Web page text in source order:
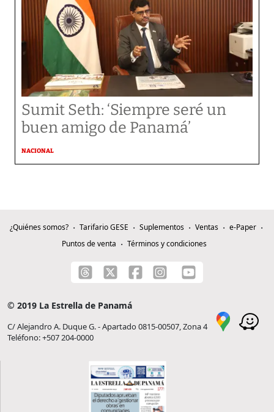
Sumit Seth: ‘Siempre seré un
buen amigo de Panamá’
NACIONAL
¿Quiénes somos? Tarifario GESE Suplementos Ventas
e-Paper
Puntos de venta
Términos y condiciones
© 2019 La Estrella de Panamá
C/ Alejandro A. Duque G. - Apartado 0815-00507, Zona 4
Teléfono: +507 204-0000